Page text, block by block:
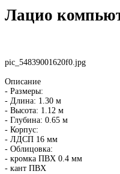
Лацио
pic_54839001620f0.jpg
Описание
- Размеры:
- Длина: 1.30 м
- Высота: 1.12 м
- Глубина: 0.65 м
- Корпус:
- ЛДСП 16 мм
- Облицовка:
- кромка ПВХ 0.4 мм
- кант ПВХ